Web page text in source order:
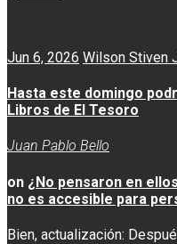
Jun 6, 2026 Wilson Stiven
Hasta este domingo
Libros de El Tesoro
Juan Pablo Bello
on ¿No pensaron en
no es accesible para
Bien, actualización: